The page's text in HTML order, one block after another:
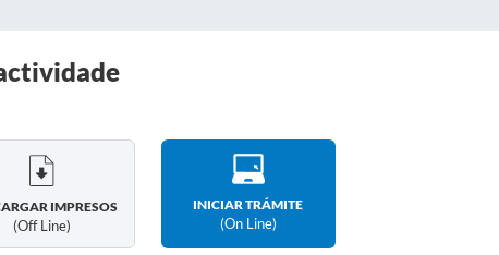
IMPRESOS
(off Line)
INICIAR TRÁMITE
(on Line)